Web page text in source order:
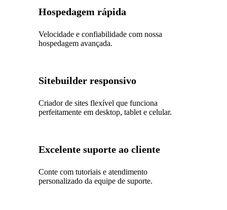
Hospedagem rápida
Velocidade e confiabilidade com nossa
hospedagem avançada.
Sitebuilder responsivo
Criador de sites flexível que funciona
perfeitamente em desktop, tablet e celular.
Excelente suporte ao cliente
Conte com tutoriais e atendimento
personalizado da equipe de suporte.